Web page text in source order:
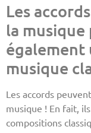
Les
la
également
musique
Les accords
musique ! En fait,
compositions